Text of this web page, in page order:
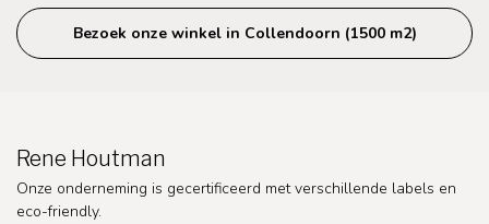
Bezoek onze winkel in Collendoorn (1500 m2)
Rene Houtman
Onze onderneming is gecertificeerd met verschillende labels en
eco-friendly.